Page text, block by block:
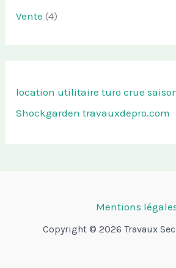
Vente (4)
location utilitaire turo crue
Shockgarden travauxdepro.com
Mentions
Copyright © 2026 Travaux